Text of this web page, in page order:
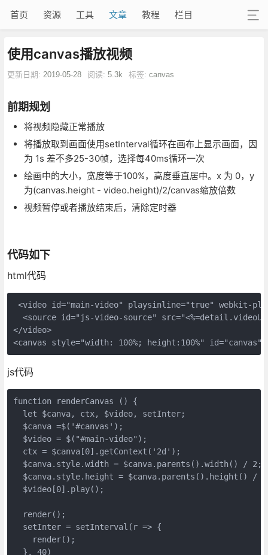
首页 资源 工具 文章 教程 栏目
使用canvas播放视频
更新日期: 2019-05-28 阅读: 5.3k 标签: canvas
前期规划
将视频隐藏正常播放
将播放取到画面使用setInterval循环在画布上显示画面，因
为 1s 差不多25-30帧，选择每40ms循环一次
绘画中的大小，宽度等于100%，高度垂直居中。x 为 0，y
为(canvas.height - video.height)/2/canvas缩放倍数
视频暂停或者播放结束后，清除定时器
代码如下
html代码
<video id="main-video" playsinline="true" webkit-
<source id="js-video-source"
</video>
<canvas style="width: 100%; height:100%"
js代码
function renderCanvas () {
  let $canva, ctx, $video, setInter;
  $canva =$('#canvas');
  $video = $("#main-video");
  ctx = $canva[0].getContext('2d');
  $canva.style.width = $canva.parents().width() / 2;
$canva.style.height = $canva.parents().height() /
  $video[0].play();
  render();
  setInter = setInterval(r => {
    render();
  }, 40)